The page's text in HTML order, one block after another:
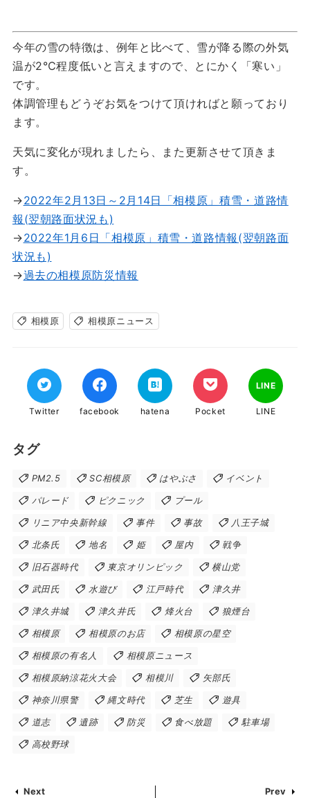
今年の雪の特徴は、例年と比べて、雪が降る際の外気
温が2℃程度低いと言えますので、とにかく「寒い」
です。
体調管理もどうぞお気をつけて頂ければと願っており
ます。
天気に変化が現れましたら、また更新させて頂きま
す。
→2022年2月13日～2月14日「相模原」積雪・道路情
報(翌朝路面状況も)
→2022年1月6日「相模原」積雪・道路情報(翌朝路面
状況も)
→過去の相模原防災情報
相模原 相模原ニュース
Twitter facebook hatena Pocket
LINE
LINE
タグ
PM2.5 SC相模原 はやぶさ イベント
パレード ピクニック プール
リニア中央新幹線 事件 事故 八王子城
北条氏 地名 姫 屋内 戦争
旧石器時代 東京オリンピック 横山党
武田氏 水遊び 江戸時代 津久井
津久井城 津久井氏 烽火台 狼煙台
相模原 相模原のお店 相模原の星空
相模原の有名人 相模原ニュース
相模原納涼花火大会 相模川 矢部氏
神奈川県警 縄文時代 芝生 遊具
道志 遺跡 防災 食べ放題 駐車場
高校野球
Next Prev